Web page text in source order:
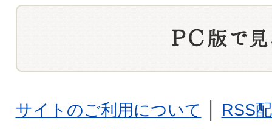
サイトのご利用について
RSS